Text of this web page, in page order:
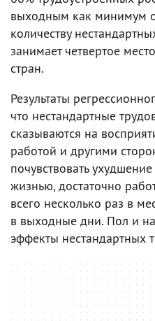
выходным как минимум
количеству
занимает четвертое
стран.
Результаты
что нестандартные
сказываются на
работой и другими
почувствовать
жизнью, достаточно
всего несколько раз в
в выходные дни. Пол и
эффекты нестандартных